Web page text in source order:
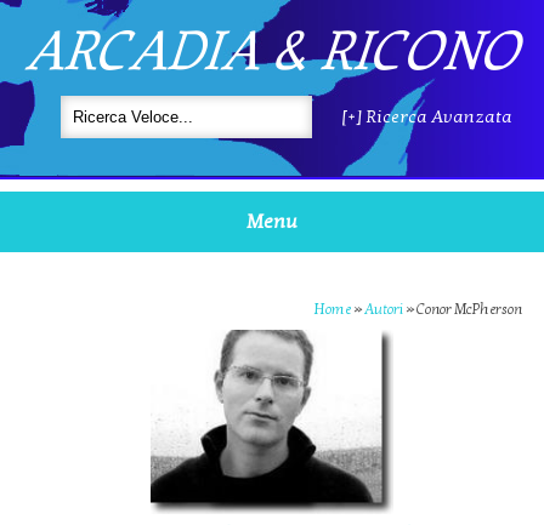
ARCADIA & RICONO
[+] Ricerca Avanzata
Menu
Home »Autori »Conor McPherson